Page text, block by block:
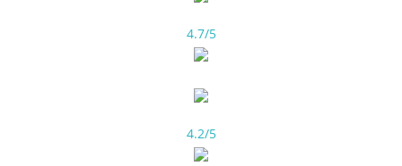
4.7/5
4.2/5